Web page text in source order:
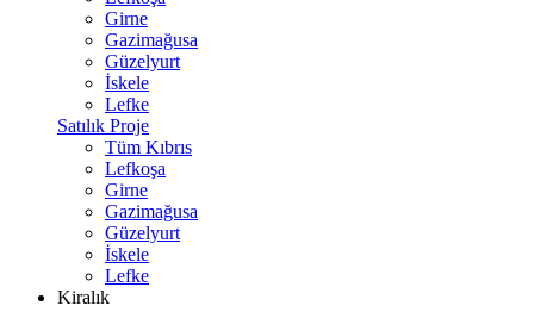
Girne
Gazimağusa
Güzelyurt
İskele
Lefke
Satılık Proje
Tüm Kıbrıs
Lefkoşa
Girne
Gazimağusa
Güzelyurt
İskele
Lefke
Kiralık